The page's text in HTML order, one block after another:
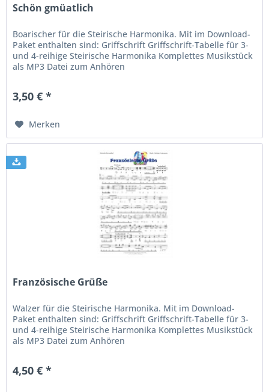
Schön gmüatlich
Boarischer für die Steirische Harmonika. Mit im Download-
Paket enthalten sind: Griffschrift Griffschrift-Tabelle für 3-
und 4-reihige Steirische Harmonika Komplettes Musikstück
als MP3 Datei zum Anhören
3,50 € *
Merken
Französische Grüße
Walzer für die Steirische Harmonika. Mit im Download-
Paket enthalten sind: Griffschrift Griffschrift-Tabelle für 3-
und 4-reihige Steirische Harmonika Komplettes Musikstück
als MP3 Datei zum Anhören
4,50 € *